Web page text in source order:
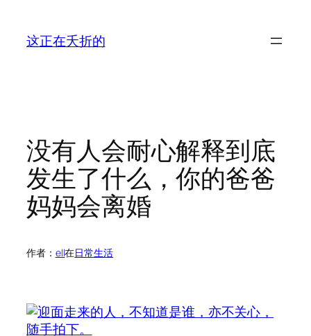
这正在夭折的
没有人会耐心解释到底
发生了什么，你的爸爸
妈妈会离婚
作者： ell在日常生活